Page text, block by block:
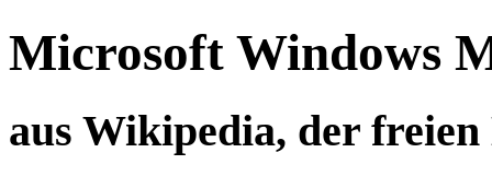
Microsoft Windows
aus Wikipedia, der